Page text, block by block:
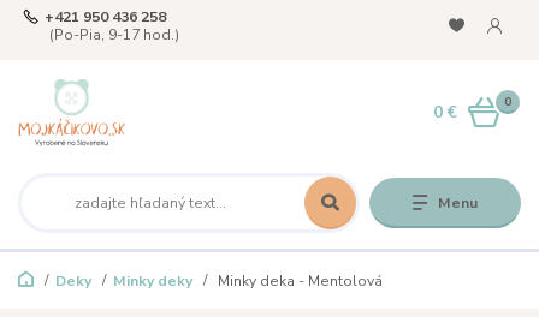
Menu
+421 950 436 258
(Po-Pia, 9-17 hod.)
0
0 €
Deky Minky deky Minky deka - Mentolová